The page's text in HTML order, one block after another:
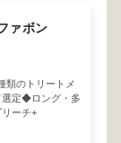
ァボン
類のトリートメ
選定◆ロング・多
ーチ+